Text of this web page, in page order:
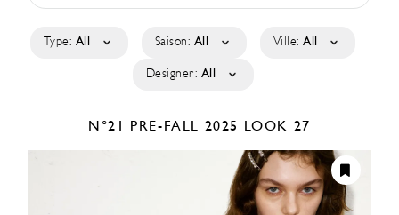
Type: All Saison: All Ville: All
Designer: All
N°21 PRE-FALL 2025 LOOK 27